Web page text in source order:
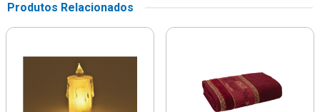
Produtos Relacionados